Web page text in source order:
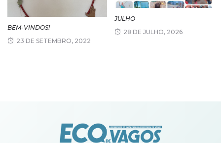
BEM-VINDOS!
23 DE SETEMBRO, 2022
JULHO
28 DE JULHO, 2026